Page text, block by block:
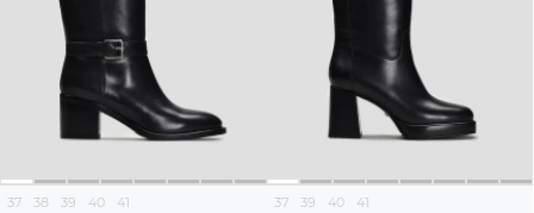
37 38 39 40 41 37 39 40 41